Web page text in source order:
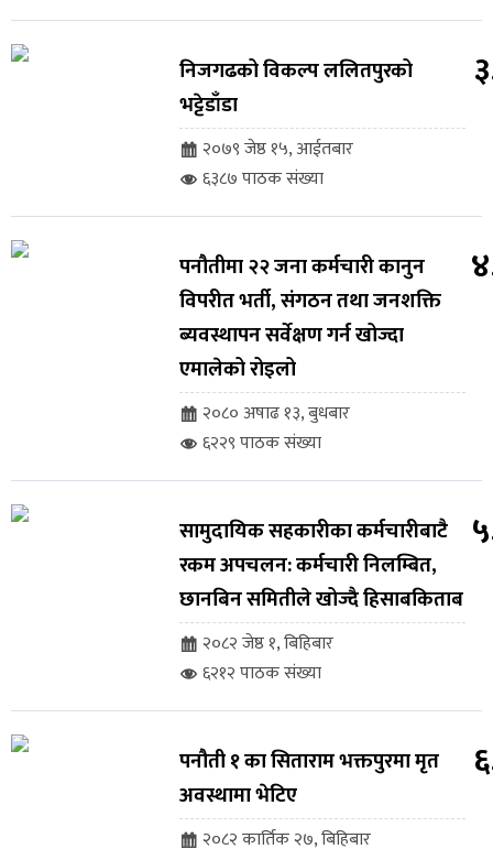
निजगढको विकल्प ललितपुरको
भट्टेडाँडा
२०७९ जेष्ठ १५, आईतबार
६३८७ पाठक संख्या
पनौतीमा २२ जना कर्मचारी कानुन
विपरीत भर्ती, संगठन तथा जनशक्ति
ब्यवस्थापन सर्वेक्षण गर्न खोज्दा
एमालेको रोइलो
२०८० अषाढ १३, बुधबार
६२२९ पाठक संख्या
सामुदायिक सहकारीका कर्मचारीबाटै
रकम अपचलन: कर्मचारी निलम्बित,
छानबिन समितीले खोज्दै हिसाबकिताब
२०८२ जेष्ठ १, बिहिबार
६२१२ पाठक संख्या
पनौती १ का सिताराम भक्तपुरमा मृत
अवस्थामा भेटिए
२०८२ कार्तिक २७, बिहिबार